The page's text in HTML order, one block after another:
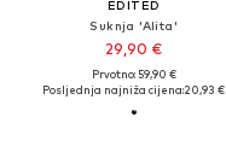
EDITED
Suknja 'Alita'
29,90 €
Prvotno: 59,90 €
Posljednja najniža cijena:20,93 €